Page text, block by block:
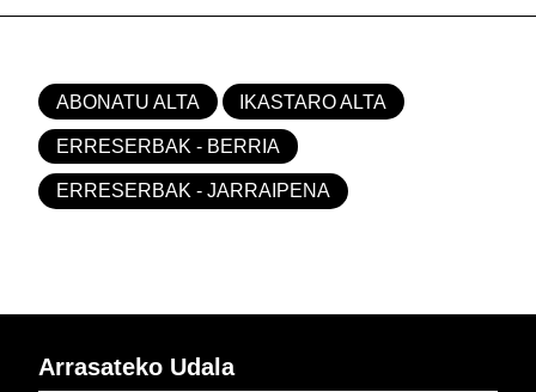
ABONATU ALTA IKASTARO ALTA
ERRESERBAK - BERRIA
ERRESERBAK - JARRAIPENA
Arrasateko Udala